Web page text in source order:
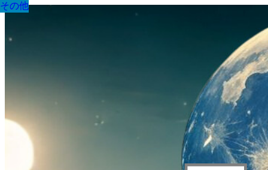
その他
その他
その他
その他
その他
その他
その他
その他
その他